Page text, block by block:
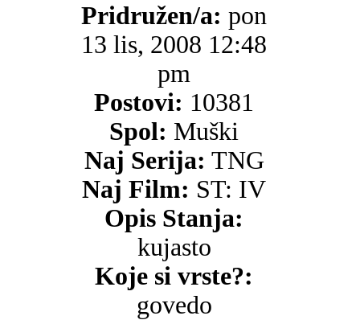
Pridružen/a: pon
13 lis, 2008 12:48
pm
Postovi: 10381
Spol: Muški
Naj Serija: TNG
Naj Film: ST: IV
Opis Stanja:
kujasto
Koje si vrste?:
govedo